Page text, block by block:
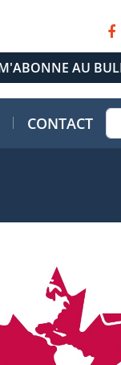
CONTACT